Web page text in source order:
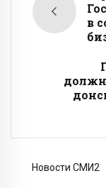
в
Новости СМИ2